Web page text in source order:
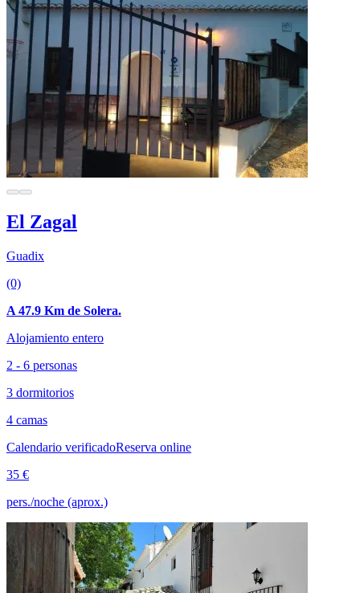
El Zagal
Guadix
(0)
A 47.9 Km de Solera.
Alojamiento entero
2 - 6 personas
3 dormitorios
4 camas
Calendario verificadoReserva online
35 €
pers./noche (aprox.)